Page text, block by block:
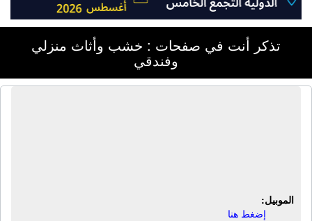
تذكر أنت في صفحات : خشب وأثاث منزلي
وفندقي
الموبيل:
إضغط هنا